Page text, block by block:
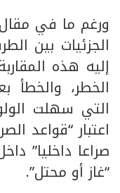
ورغم ما في
الجزئيات بين
إليه هذه
الخطر، والخطأ
التي سهلت
اعتبار “قواعد
صراعا داخليا”
“غاز أو محتل”.